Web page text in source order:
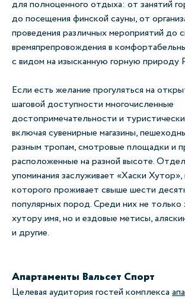
для полноценного отдыха: от занятий
до посещения финской сауны, от
проведения различных мероприятий до
времяпрепровождения в
с видом на изысканную горную природу
Если есть желание прогуляться на
шаговой доступности многочисленные
достопримечательности и
включая сувенирные магазины,
разным тропам, смотровые площадки и
расположенные на разной высоте.
упоминания заслуживает «Хаски Хутор»,
которого проживает свыше шести
популярных пород. Среди них не только
хутору имя, но и ездовые метисы,
и другие.
Апартаменты Вальсет Спорт
Целевая аудитория гостей комплекса